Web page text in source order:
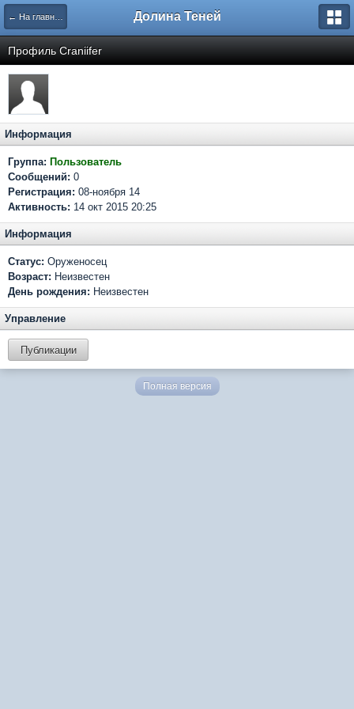
← На главную Долина Теней
Профиль Craniifer
Информация
Группа: Пользователь
Сообщений: 0
Регистрация: 08-ноября 14
Активность: 14 окт 2015 20:25
Информация
Статус: Оруженосец
Возраст: Неизвестен
День рождения: Неизвестен
Управление
Публикации
Полная версия